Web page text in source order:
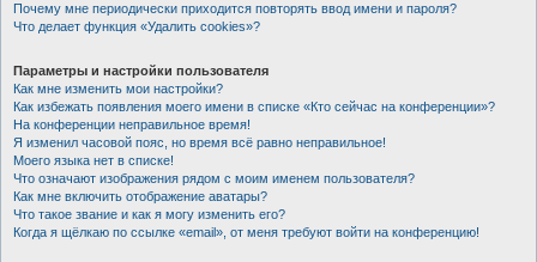
Почему мне периодически приходится повторять ввод имени и пароля?
Что делает функция «Удалить cookies»?
Параметры и настройки пользователя
Как мне изменить мои настройки?
Как избежать появления моего имени в списке «Кто сейчас на конференции»?
На конференции неправильное время!
Я изменил часовой пояс, но время всё равно неправильное!
Моего языка нет в списке!
Что означают изображения рядом с моим именем пользователя?
Как мне включить отображение аватары?
Что такое звание и как я могу изменить его?
Когда я щёлкаю по ссылке «email», от меня требуют войти на конференцию!